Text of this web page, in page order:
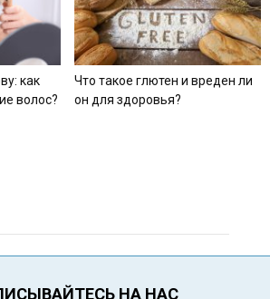
как
волос?
Что такое глютен и вреден ли
он для здоровья?
НА НАС